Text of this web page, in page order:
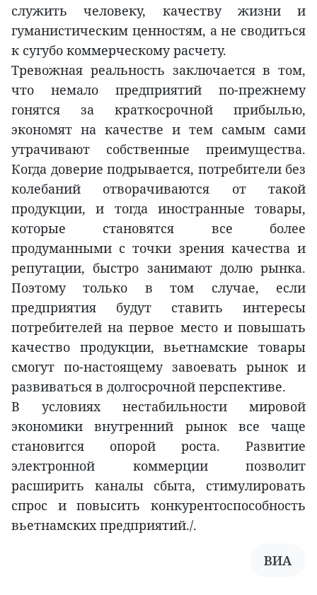
служить человеку, качеству жизни и
гуманистическим ценностям, а не сводиться
к сугубо коммерческому расчету.
Тревожная реальность заключается в том,
что немало предприятий по-прежнему
гонятся за краткосрочной прибылью,
экономят на качестве и тем самым сами
утрачивают собственные преимущества.
Когда доверие подрывается, потребители без
колебаний отворачиваются от такой
продукции, и тогда иностранные товары,
которые становятся все более
продуманными с точки зрения качества и
репутации, быстро занимают долю рынка.
Поэтому только в том случае, если
предприятия будут ставить интересы
потребителей на первое место и повышать
качество продукции, вьетнамские товары
смогут по-настоящему завоевать рынок и
развиваться в долгосрочной перспективе.
В условиях нестабильности мировой
экономики внутренний рынок все чаще
становится опорой роста. Развитие
электронной коммерции позволит
расширить каналы сбыта, стимулировать
спрос и повысить конкурентоспособность
вьетнамских предприятий./.
ВИА